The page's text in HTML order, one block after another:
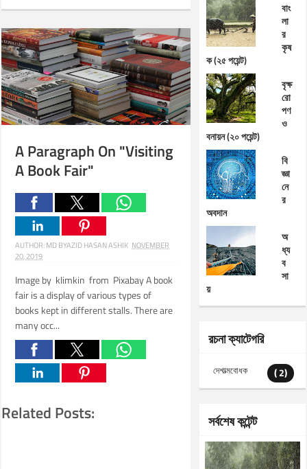
A Paragraph On "Visiting
A Book Fair"
AUTHOR:MD BYAZID HASAN ASHIK NOVEMBER
20, 2019
Image by klimkin from Pixabay A book
fair is a display of various types of
books kept in different stalls. There are
many occ...
Related Posts:
বাং
লা
র
কৃষ
ক (২৫ পয়েন্ট)
বৃক্ষ
রো
পণ
ও
বনায়ন (২০ পয়েন্ট)
বি
জ্ঞা
নে
র
অবদান
অ
ধ্য
ব
সা
য়
রচনা ক্যাটেগরি
দেশাত্মবোধক ( 2)
সর্বশেষ কন্টেন্ট